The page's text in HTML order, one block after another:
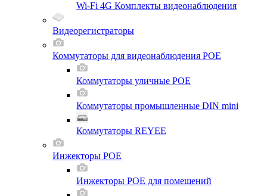
Wi-Fi 4G Комплекты видеонаблюдения
Видеорегистраторы
Коммутаторы для видеонаблюдения POE
Коммутаторы уличные POE
Коммутаторы промышленные DIN mini
Коммутаторы REYEE
Инжекторы POE
Инжекторы POE для помещений